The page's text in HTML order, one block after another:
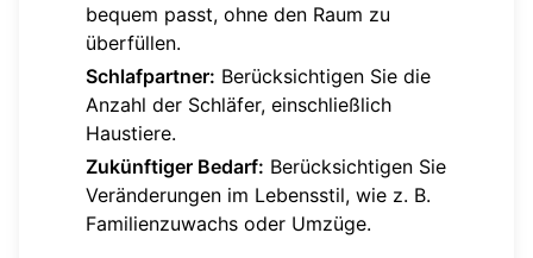
bequem passt, ohne den Raum zu
überfüllen.
Schlafpartner: Berücksichtigen Sie die
Anzahl der Schläfer, einschließlich
Haustiere.
Zukünftiger Bedarf: Berücksichtigen Sie
Veränderungen im Lebensstil, wie z. B.
Familienzuwachs oder Umzüge.